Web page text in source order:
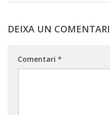
DEIXA UN COMENTARI
Comentari *